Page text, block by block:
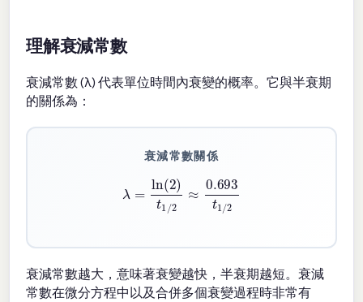
理解衰減常數
衰減常數 (λ) 代表單位時間內衰變的概率。它與半衰期
的關係為：
衰減常數關係
2)t1/2≈ 0.693t1/
衰減常數越大，意味著衰變越快，半衰期越短。衰減
常數在微分方程中以及合併多個衰變過程時非常有